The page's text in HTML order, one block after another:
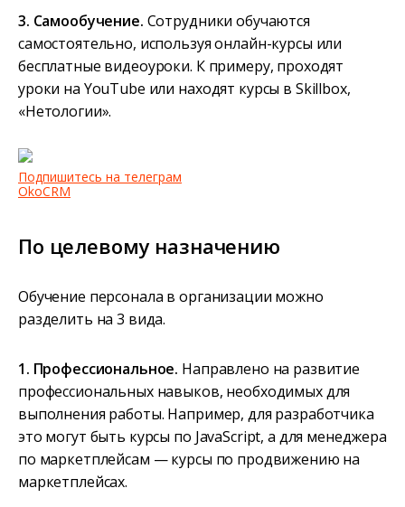
3. Самообучение. Сотрудники обучаются
самостоятельно, используя онлайн-курсы или
бесплатные видеоуроки. К примеру, проходят
уроки на YouTube или находят курсы в Skillbox,
«Нетологии».
Подпишитесь на телеграм
OkoCRM
По целевому назначению
Обучение персонала в организации можно
разделить на 3 вида.
1. Профессиональное. Направлено на развитие
профессиональных навыков, необходимых для
выполнения работы. Например, для разработчика
это могут быть курсы по JavaScript, а для менеджера
по маркетплейсам — курсы по продвижению на
маркетплейсах.